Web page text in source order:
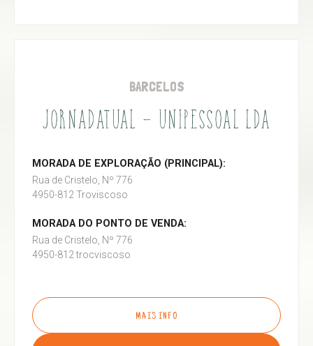
BARCELOS
JORNADATUAL - UNIPESSOAL LDA
MORADA DE EXPLORAÇÃO (PRINCIPAL):
Rua de Cristelo, Nº 776
4950-812 Troviscoso
MORADA DO PONTO DE VENDA:
Rua de Cristelo, Nº 776
4950-812 trocviscoso
MAIS INFO